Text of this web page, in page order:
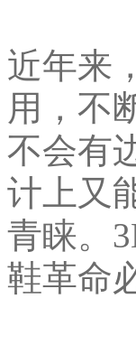
近年来
用，不
不会有
计上又
青睐。
鞋革命